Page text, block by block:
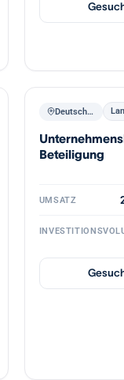
Deutschland
Beteiligung
UMSATZ